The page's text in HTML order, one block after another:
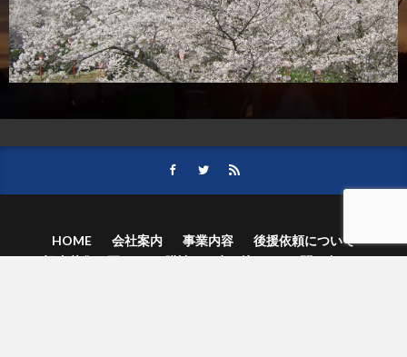
HOME 会社案内 事業内容
後援依頼について
記事募集の要項
ご購読のお申し込み
お問い合わせ